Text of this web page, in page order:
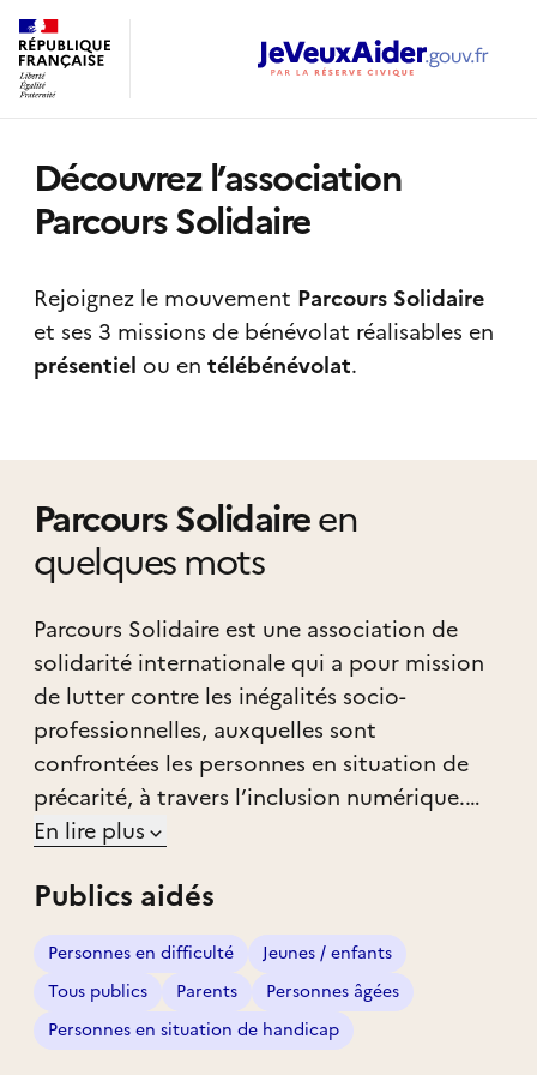
Découvrez l’association
Parcours Solidaire
Rejoignez le mouvement Parcours Solidaire
et ses 3 missions de bénévolat réalisables en
présentiel ou en télébénévolat.
Parcours Solidaireen
quelques mots
Parcours Solidaire est une association de
solidarité internationale qui a pour mission
de lutter contre les inégalités socio-
professionnelles, auxquelles sont
confrontées les personnes en situation de
précarité, à travers l’inclusion numérique.
Elle a été créé par des jeunes professionnels
l’informatique. Elle propose un
accompagnement pour l’accés et l’usage du
numérique « facteur d’insertion non
négligeable », pour l’accés aux droits
sociaux, à une formation ou à un emploi. Les
En lire plus
Publics aidés
Personnes en difficulté
Jeunes / enfants
Tous publics
Parents
Personnes âgées
Personnes en situation de handicap